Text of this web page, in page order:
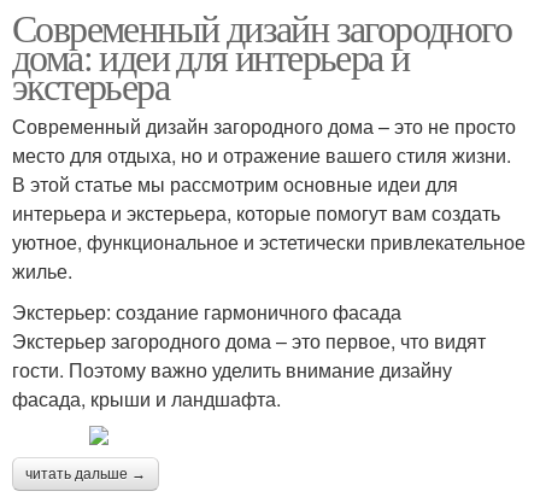
Современный дизайн загородного
дома: идеи для интерьера и
экстерьера
Современный дизайн загородного дома – это не просто
место для отдыха, но и отражение вашего стиля жизни.
В этой статье мы рассмотрим основные идеи для
интерьера и экстерьера, которые помогут вам создать
уютное, функциональное и эстетически привлекательное
жилье.
Экстерьер: создание гармоничного фасада
Экстерьер загородного дома – это первое, что видят
гости. Поэтому важно уделить внимание дизайну
фасада, крыши и ландшафта.
читать дальше →